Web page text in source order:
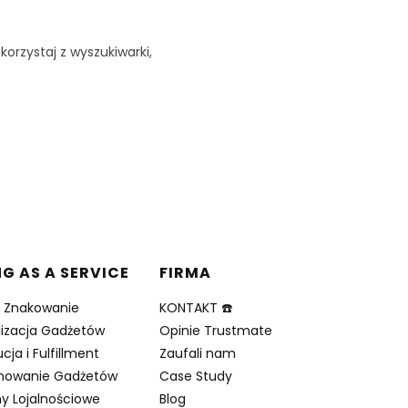
z wyszukiwarki,
AS A SERVICE
Znakowanie
Gadżetów
i Fulfillment
Gadżetów
Lojalnościowe
FIRMA
KONTAKT ☎️
Opinie Trustmate
Zaufali nam
Case Study
Blog